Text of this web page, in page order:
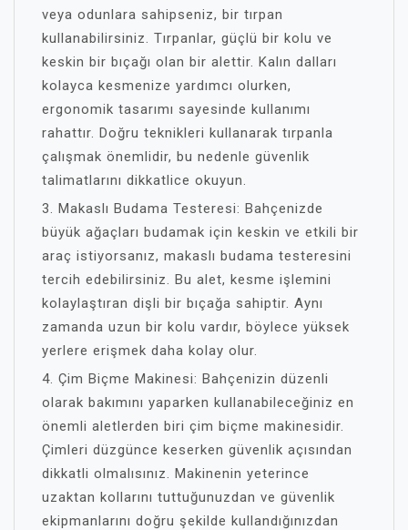
veya odunlara sahipseniz, bir tırpan
kullanabilirsiniz. Tırpanlar, güçlü bir kolu ve
keskin bir bıçağı olan bir alettir. Kalın dalları
kolayca kesmenize yardımcı olurken,
ergonomik tasarımı sayesinde kullanımı
rahattır. Doğru teknikleri kullanarak tırpanla
çalışmak önemlidir, bu nedenle güvenlik
talimatlarını dikkatlice okuyun.
3. Makaslı Budama Testeresi: Bahçenizde
büyük ağaçları budamak için keskin ve etkili bir
araç istiyorsanız, makaslı budama testeresini
tercih edebilirsiniz. Bu alet, kesme işlemini
kolaylaştıran dişli bir bıçağa sahiptir. Aynı
zamanda uzun bir kolu vardır, böylece yüksek
yerlere erişmek daha kolay olur.
4. Çim Biçme Makinesi: Bahçenizin düzenli
olarak bakımını yaparken kullanabileceğiniz en
önemli aletlerden biri çim biçme makinesidir.
Çimleri düzgünce keserken güvenlik açısından
dikkatli olmalısınız. Makinenin yeterince
uzaktan kollarını tuttuğunuzdan ve güvenlik
ekipmanlarını doğru şekilde kullandığınızdan